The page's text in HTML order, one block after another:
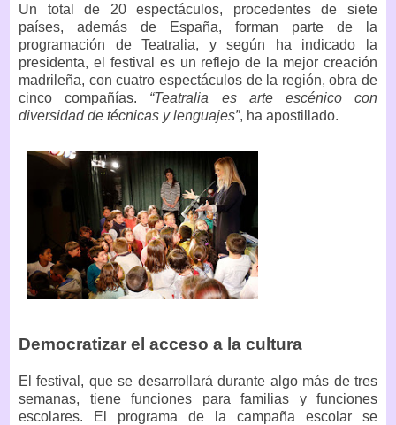
Un total de 20 espectáculos, procedentes de siete
países, además de España, forman parte de la
programación de Teatralia, y según ha indicado la
presidenta, el festival es un reflejo de la mejor creación
madrileña, con cuatro espectáculos de la región, obra de
cinco compañías. “Teatralia es arte escénico con
diversidad de técnicas y lenguajes”, ha apostillado.
Democratizar el acceso a la cultura
El festival, que se desarrollará durante algo más de tres
semanas, tiene funciones para familias y funciones
escolares. El programa de la campaña escolar se